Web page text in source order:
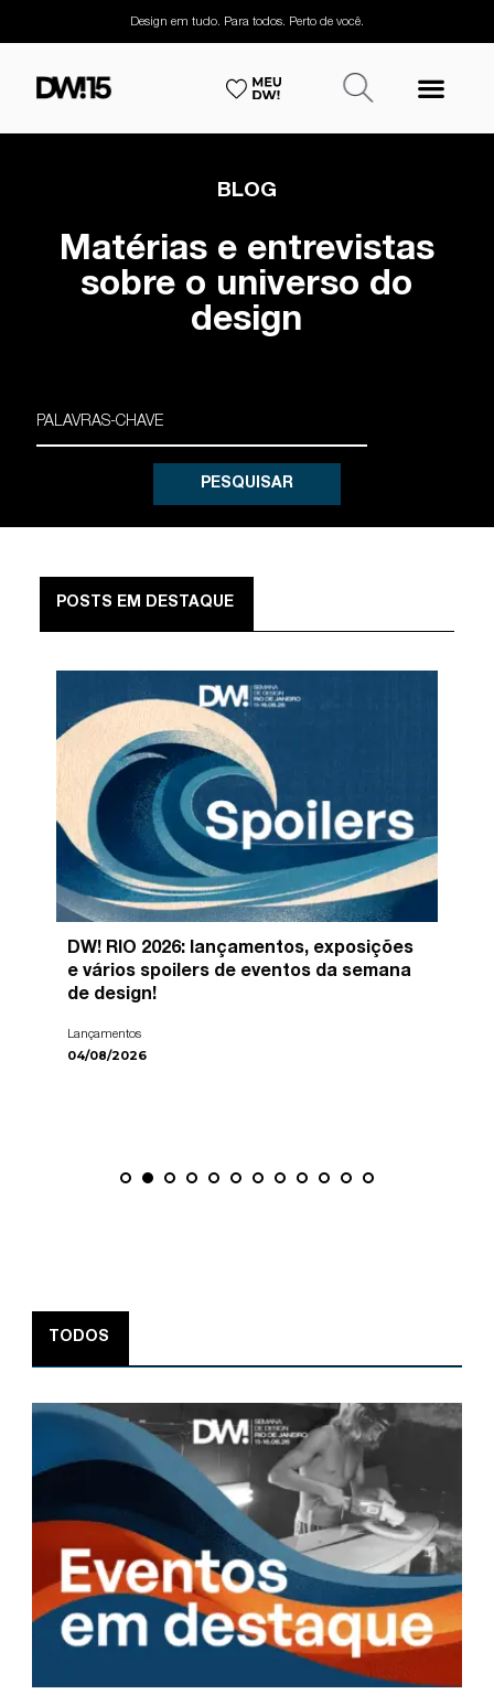
Design em tudo. Para todos. Perto de você.
BLOG
Matérias e entrevistas
sobre o universo do
design
PESQUISAR
POSTS EM DESTAQUE
DW! RIO 2026: lançamentos, exposições
e vários spoilers de eventos da semana
de design!
Lançamentos
04/08/2026
TODOS